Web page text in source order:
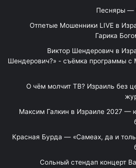
Отпетые Мошенники LIVE в
Гарика
Виктор Шендерович в
Шендерович?» - съёмка программы с
«О чём молчит ТВ? Израиль без
Максим Галкин в Израиле 2027 —
Красная Бурда — «Самеах, да и
"Сольный стендап концерт